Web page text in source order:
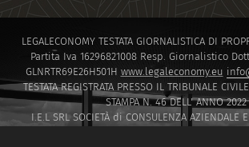
LEGALECONOMY TESTATA GIORNALISTICA DI
Partita Iva 16296821008 Resp. Giornalistico
GLNRTR69E26H501H www.legaleconomy.eu
TESTATA REGISTRATA PRESSO IL TRIBUNALE
STAMPA N. 46 DELL' ANNO
I.E.L SRL SOCIETÀ di CONSULENZA AZIENDALE